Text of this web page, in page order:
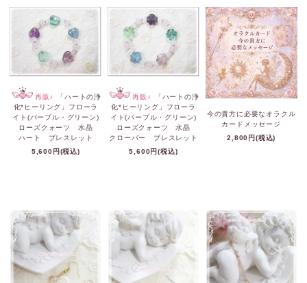
再販♪
「ハートの浄
化*ヒーリング」フローラ
イト(パープル・グリーン)
ローズクォーツ 水晶
ハート ブレスレット
5,600円(税込)
再販♪
「ハートの浄
化*ヒーリング」フローラ
イト(パープル・グリーン)
ローズクォーツ 水晶
クローバー ブレスレット
5,600円(税込)
今の貴方に必要なオラクル
カードメッセージ
2,800円(税込)